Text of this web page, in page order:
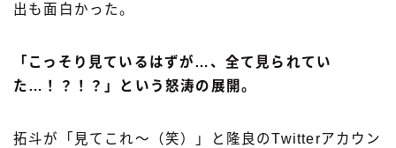
出も面白かった。
「こっそり見ているはずが…、全て見られてい
た…！？！？」という怒涛の展開。
拓斗が「見てこれ〜（笑）」と隆良のTwitterアカウン